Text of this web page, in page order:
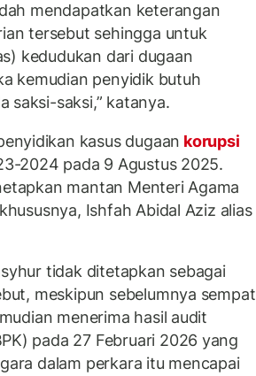
mendapatkan keterangan
tersebut sehingga untuk
kedudukan dari dugaan
kemudian penyidik butuh
saksi-saksi,” katanya.
kasus dugaan korupsi
2024 pada 9 Agustus 2025.
mantan Menteri Agama
Ishfah Abidal Aziz alias
tidak ditetapkan sebagai
meskipun sebelumnya sempat
menerima hasil audit
pada 27 Februari 2026 yang
dalam perkara itu mencapai